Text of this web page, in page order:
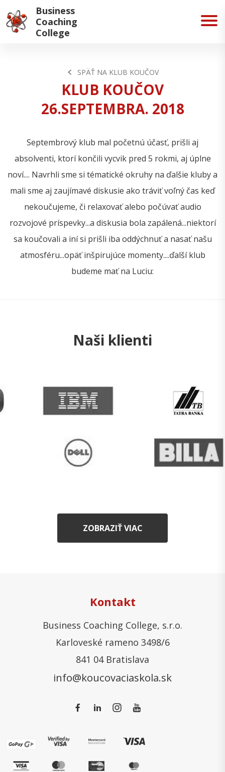
Business
Coaching
College
SPÄŤ NA KLUB KOUČOV
KLUB KOUČOV
26.SEPTEMBRA. 2018
Septembrový klub mal početnú účasť, prišli aj
absolventi, ktorí končili vycvik pred 5 rokmi, aj úplne
noví.... Navrhli sme si tématické okruhy na ďalšie kluby a
mali sme aj zaujímavé diskusie ako tráviť voľný čas keď
nekoučujeme, či relaxovať alebo počúvať audio
rozvojové príspevky...a diskusia bola zapálená...niektorí
sa koučovali a iní si prišli iba oddýchnuť a nasať našu
atmosféru...opäť inšpirujúce momenty....ďalší klub
budeme mať na Luciu:
Naši klienti
ZOBRAZIŤ VIAC
Kontakt
Business Coaching College, s.r.o.
Karloveské rameno 3498/6
841 04 Bratislava
info@koucovaciaskola.sk